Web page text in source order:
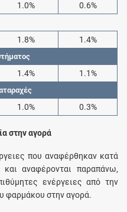
1.0%
0.6%
1.8% 1.4%
1.4% 1.1%
1.0% 0.3%
στην αγορά
που αναφέρθηκαν κατά
αναφέρονται παραπάνω,
ενέργειες από την
φαρμάκου στην αγορά.